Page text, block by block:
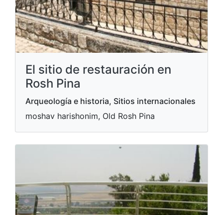
El sitio de restauración en
Rosh Pina
Arqueología e historia, Sitios internacionales
moshav harishonim, Old Rosh Pina